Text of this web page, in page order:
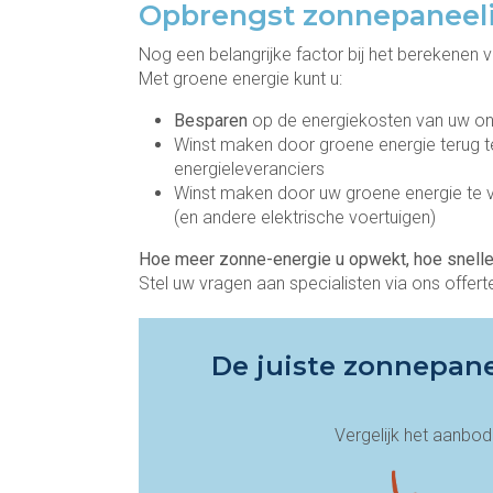
Opbrengst
Nog een belangrijke factor bij het berekenen
Met groene energie kunt u:
Besparen op de energiekosten van uw
Winst maken door groene energie terug
energieleveranciers
Winst maken door uw groene energie te
(en andere elektrische voertuigen)
Hoe meer zonne-energie u opwekt, hoe
Stel uw vragen aan specialisten via ons
De juiste
Vergelijk het